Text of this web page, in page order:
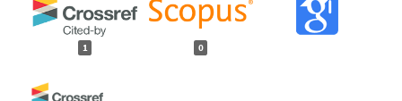
1 0